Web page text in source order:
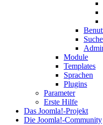
Module
Templates
Sprachen
Plugins
Parameter
Erste Hilfe
Das Joomla!-Projekt
Die Joomla!-Community